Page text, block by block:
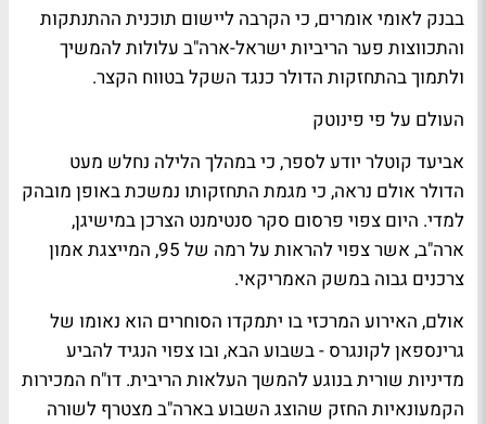
בבנק לאומי אומרים, כי הקרבה ליישום תוכנית ההתנתקות
והתכווצות פער הריביות ישראל-ארה"ב עלולות להמשיך
ולתמוך בהתחזקות הדולר כנגד השקל בטווח הקצר.
העולם על פי פינוטק
אביעד קוטלר יודע לספר, כי במהלך הלילה נחלש מעט
הדולר אולם נראה, כי מגמת התחזקותו נמשכת באופן מובהק
למדי. היום צפוי פרסום סקר סנטימנט הצרכן במישיגן,
ארה"ב, אשר צפוי להראות על רמה של 95, המייצגת אמון
צרכנים גבוה במשק האמריקאי.
אולם, האירוע המרכזי בו יתמקדו הסוחרים הוא נאומו של
גרינספאן לקונגרס - בשבוע הבא, ובו צפוי הנגיד להביע
מדיניות שורית בנוגע להמשך העלאות הריבית. דו"ח המכירות
הקמעונאיות החזק שהוצג השבוע בארה"ב מצטרף לשורה